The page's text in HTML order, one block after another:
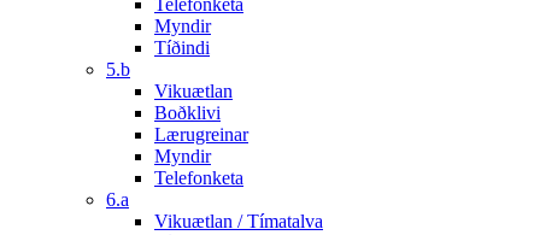
Telefonketa
Myndir
Tíðindi
5.b
Vikuætlan
Boðklivi
Lærugreinar
Myndir
Telefonketa
6.a
Vikuætlan / Tímatalva